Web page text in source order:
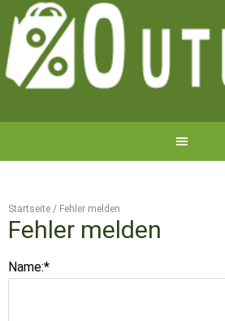
Startseite / Fehler melden
Fehler melden
Name:*